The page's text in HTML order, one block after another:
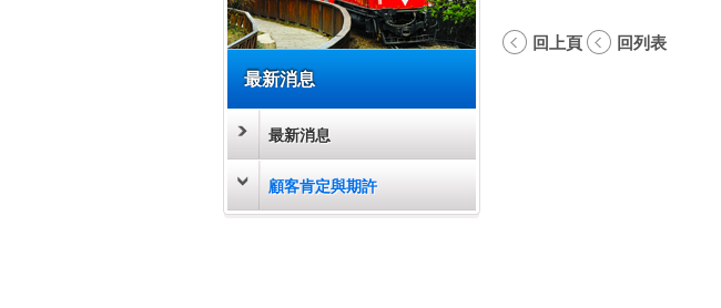
最新消息
最新消息
顧客肯定與期許
回上頁 回列表